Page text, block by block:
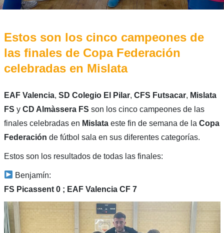
Estos son los cinco campeones de
las finales de Copa Federación
celebradas en Mislata
EAF Valencia, SD Colegio El Pilar, CFS Futsacar, Mislata
FS yCD Almàssera FS son los cinco campeones de las
finales celebradas en Mislataeste fin de semana de la Copa
Federación de fútbol sala en sus diferentes categorías.
Estos son los resultados de todas las finales:
Benjamín:
FS Picassent 0 ; EAF Valencia CF 7